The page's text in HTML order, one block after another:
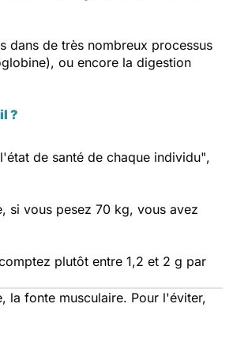
dans de très nombreux processus
ou encore la digestion
?
de santé de chaque individu",
si vous pesez 70 kg, vous avez
plutôt entre 1,2 et 2 g par
la fonte musculaire. Pour l'éviter,